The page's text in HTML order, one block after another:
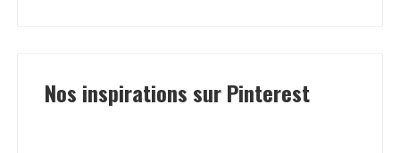
Nos inspirations sur Pinterest